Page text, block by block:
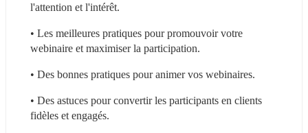
l'attention et l'intérêt.
• Les meilleures pratiques pour promouvoir votre
webinaire et maximiser la participation.
• Des bonnes pratiques pour animer vos webinaires.
• Des astuces pour convertir les participants en clients
fidèles et engagés.